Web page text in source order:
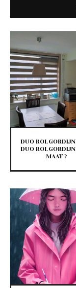
DUO
DUO
MAAT?